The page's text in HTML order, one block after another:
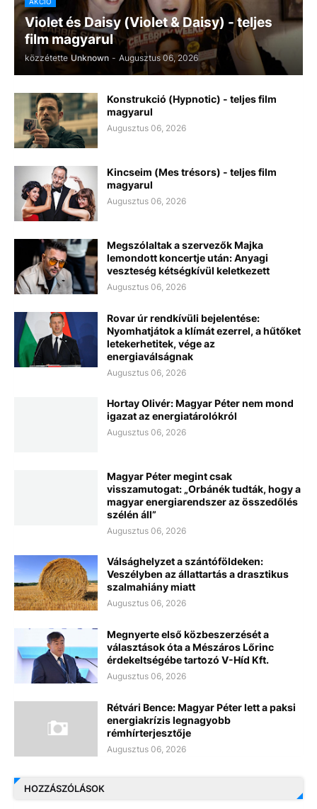
Violet és Daisy (Violet & Daisy) - teljes
film magyarul
közzétette Unknown - Augusztus 06, 2026
Konstrukció (Hypnotic) - teljes film
magyarul
Augusztus 06, 2026
Kincseim (Mes trésors) - teljes film
magyarul
Augusztus 06, 2026
Megszólaltak a szervezők Majka
lemondott koncertje után: Anyagi
veszteség kétségkívül keletkezett
Augusztus 06, 2026
Rovar úr rendkívüli bejelentése:
Nyomhatjátok a klímát ezerrel, a hűtőket
letekerhetitek, vége az
energiaválságnak
Augusztus 06, 2026
Hortay Olivér: Magyar Péter nem mond
igazat az energiatárolókról
Augusztus 06, 2026
Magyar Péter megint csak
visszamutogat: „Orbánék tudták, hogy a
magyar energiarendszer az összedőlés
szélén áll”
Augusztus 06, 2026
Válsághelyzet a szántóföldeken:
Veszélyben az állattartás a drasztikus
szalmahiány miatt
Augusztus 06, 2026
Megnyerte első közbeszerzését a
választások óta a Mészáros Lőrinc
érdekeltségébe tartozó V-Híd Kft.
Augusztus 06, 2026
Rétvári Bence: Magyar Péter lett a paksi
energiakrízis legnagyobb
rémhírterjesztője
Augusztus 06, 2026
HOZZÁSZÓLÁSOK